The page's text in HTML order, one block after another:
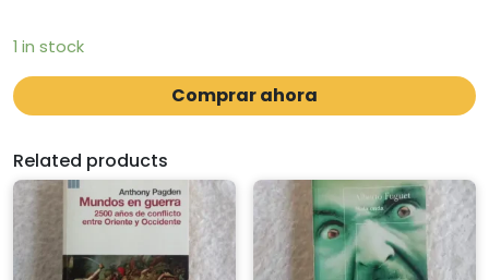
1 in stock
Comprar ahora
Related products